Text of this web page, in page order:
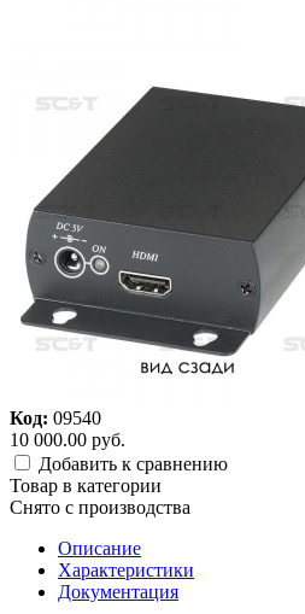
Код: 09540
10 000.00 руб.
Добавить к сравнению
Товар в категории
Снято c производства
Описание
Характеристики
Документация